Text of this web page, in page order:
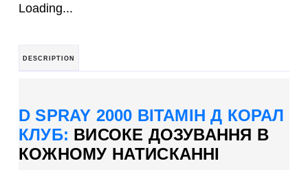
Loading...
DESCRIPTION
D SPRAY 2000 ВІТАМІН Д КОРАЛ
КЛУБ: ВИСОКЕ ДОЗУВАННЯ В
КОЖНОМУ НАТИСКАННІ